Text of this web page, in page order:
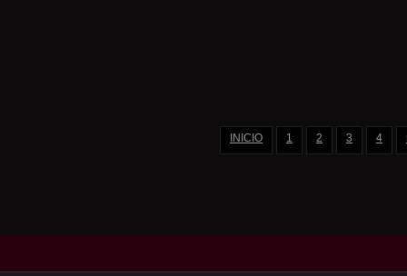
INICIO 1 2 3 4